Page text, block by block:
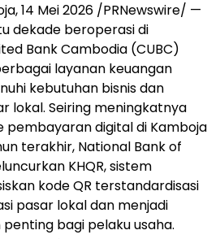
14 Mei 2026 /PRNewswire/ —
dekade beroperasi di
Bank Cambodia (CUBC)
layanan keuangan
kebutuhan bisnis dan
lokal. Seiring meningkatnya
pembayaran digital di Kamboja
terakhir, National Bank of
KHQR, sistem
kode QR terstandardisasi
pasar lokal dan menjadi
bagi pelaku usaha.